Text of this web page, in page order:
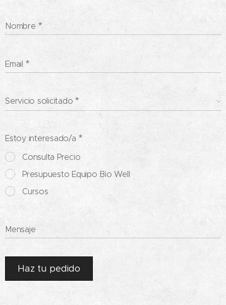
Nombre
Email
Servicio solicitado
Estoy interesado/a
Consulta Precio
Presupuesto Equipo Bio Well
Cursos
Mensaje
Haz tu pedido